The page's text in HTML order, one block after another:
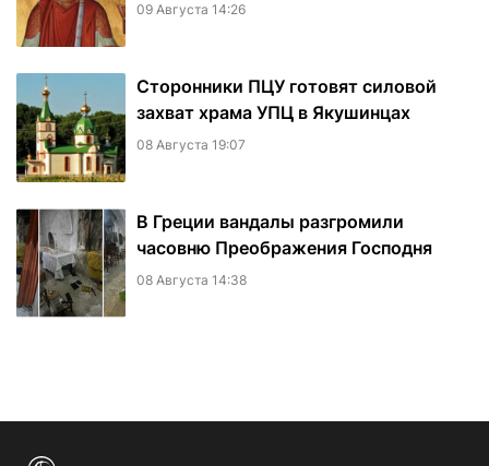
09 Августа 14:26
Сторонники ПЦУ готовят силовой
захват храма УПЦ в Якушинцах
08 Августа 19:07
В Греции вандалы разгромили
часовню Преображения Господня
08 Августа 14:38